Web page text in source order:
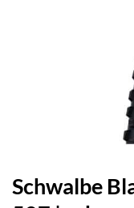
Schwalbe